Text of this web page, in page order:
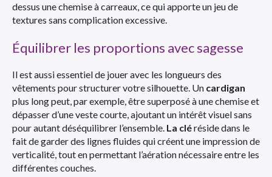
dessus une chemise à carreaux, ce qui apporte un jeu de
textures sans complication excessive.
Équilibrer les proportions avec sagesse
Il est aussi essentiel de jouer avec les longueurs des
vêtements pour structurer votre silhouette. Un cardigan
plus long peut, par exemple, être superposé à une chemise et
dépasser d’une veste courte, ajoutant un intérêt visuel sans
pour autant déséquilibrer l’ensemble. La cléréside dans le
fait de garder des lignes fluides qui créent une impression de
verticalité, tout en permettant l’aération nécessaire entre les
différentes couches.